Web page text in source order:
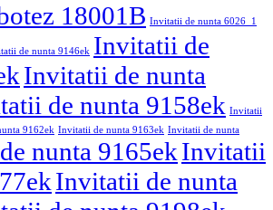
18001B Invitatii de nunta 6026_1
de nunta 9146ek Invitatii de
Invitatii de nunta
de nunta 9158ek Invitatii
9162ek Invitatii de nunta 9163ek Invitatii de nunta
nunta 9165ekInvitatii
Invitatii de nunta